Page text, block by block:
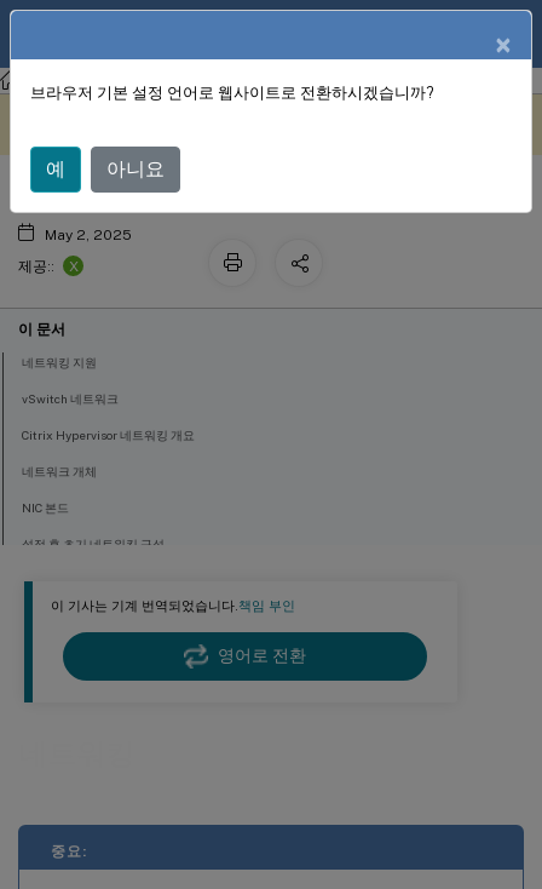
Citrix Hypervisor 8.2
이 기사는 기계 번역되었습니다.책임 부인
영어로 전환
중요:
네트워킹
May 2, 2025
제공::
X
이 문서
네트워킹 지원
vSwitch 네트워크
Citrix Hypervisor 네트워킹 개요
네트워크 개체
NIC 본드
설정 후 초기 네트워킹 구성
네트워킹 구성 변경
×
브라우저 기본 설정 언어로 웹사이트로 전환하시겠습니까?
예 아니요